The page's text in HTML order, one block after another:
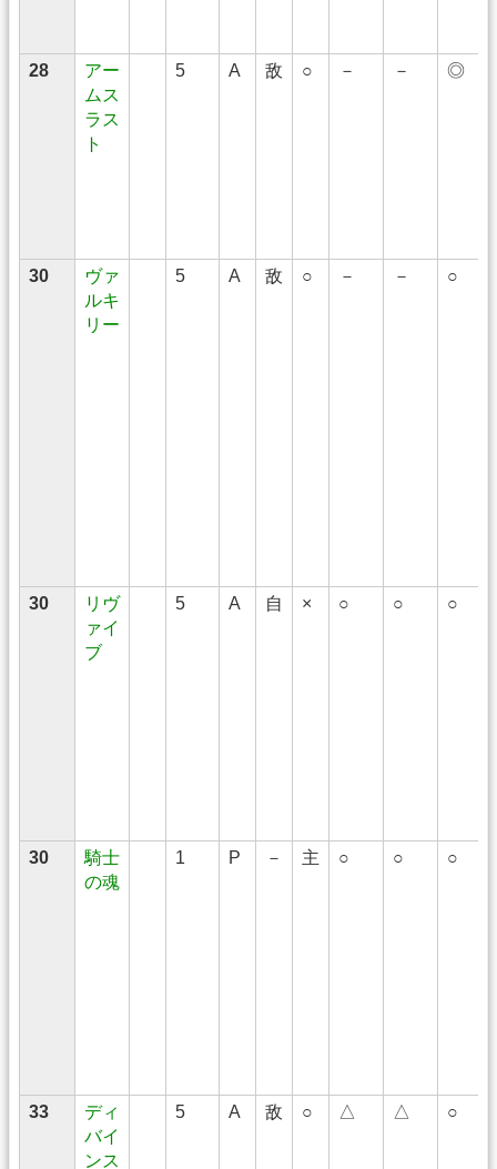
28
アー
ムス
ラス
ト
5 A 敌 ○ － － ◎
30
ヴァ
ルキ
リー
5 A 敌 ○ － － ○
30
リヴ
ァイ
ブ
5 A 自 × ○ ○ ○
30
騎士
の魂
1 P － 主 ○ ○ ○
33
ディ
バイ
ンス
5 A 敌 ○ △ △ ○